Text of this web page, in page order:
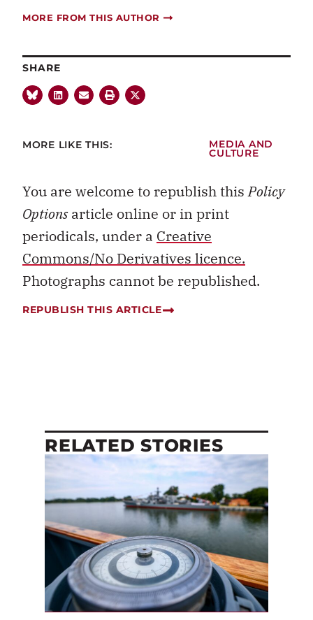
MORE FROM THIS AUTHOR
SHARE
MORE LIKE THIS:
MEDIA AND
CULTURE
You are welcome to republish thisPolicy
Optionsarticle online or in print
periodicals, under a Creative
Commons/No Derivatives licence.
Photographs cannot be republished.
REPUBLISH THIS ARTICLE
RELATED STORIES